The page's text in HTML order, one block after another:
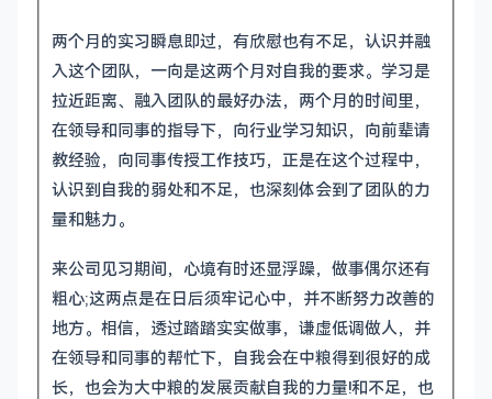
两个月的实习瞬息即过，有欣慰也有不足，认识并融
入这个团队，一向是这两个月对自我的要求。学习是
拉近距离、融入团队的最好办法，两个月的时间里，
在领导和同事的指导下，向行业学习知识，向前辈请
教经验，向同事传授工作技巧，正是在这个过程中，
认识到自我的弱处和不足，也深刻体会到了团队的力
量和魅力。
来公司见习期间，心境有时还显浮躁，做事偶尔还有
粗心;这两点是在日后须牢记心中，并不断努力改善的
地方。相信，透过踏踏实实做事，谦虚低调做人，并
在领导和同事的帮忙下，自我会在中粮得到很好的成
长，也会为大中粮的发展贡献自我的力量!和不足，也